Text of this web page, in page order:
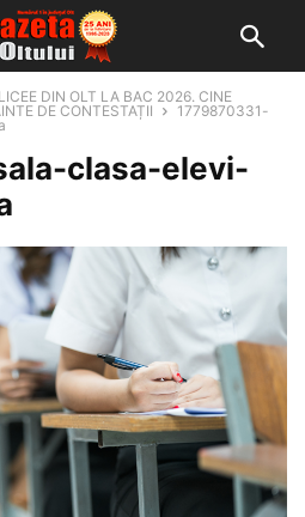
DIN OLT LA BAC 2026. CINE
DE CONTESTAȚII
1779870331-
clasa-elevi-